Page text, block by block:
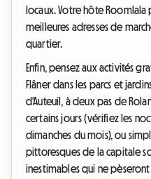
locaux. Votre hôte
meilleures adresses de
quartier.
Enfin, pensez aux activités
Flâner dans les parcs et
d'Auteuil, à deux pas de
certains jours (vérifiez les
dimanches du mois), ou
pittoresques de la capitale
inestimables qui ne